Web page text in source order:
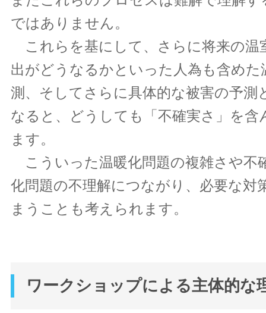
ではありません。
これらを基にして、さらに将来の温
出がどうなるかといった人為も含めた
測、そしてさらに具体的な被害の予測
なると、どうしても「不確実さ」を含
ます。
こういった温暖化問題の複雑さや不
化問題の不理解につながり、必要な対
まうことも考えられます。
ワークショップによる主体的な